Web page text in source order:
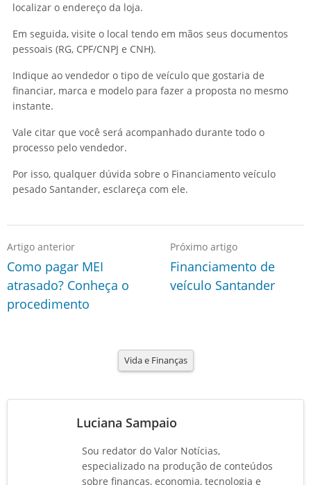
localizar o endereço da loja.
Em seguida, visite o local tendo em mãos seus documentos
pessoais (RG, CPF/CNPJ e CNH).
Indique ao vendedor o tipo de veículo que gostaria de
financiar, marca e modelo para fazer a proposta no mesmo
instante.
Vale citar que você será acompanhado durante todo o
processo pelo vendedor.
Por isso, qualquer dúvida sobre o Financiamento veículo
pesado Santander, esclareça com ele.
Artigo anterior
Como pagar MEI
atrasado? Conheça o
procedimento
Próximo artigo
Financiamento de
veículo Santander
Vida e Finanças
Luciana Sampaio
Sou redator do Valor Notícias,
especializado na produção de conteúdos
sobre finanças, economia, tecnologia e